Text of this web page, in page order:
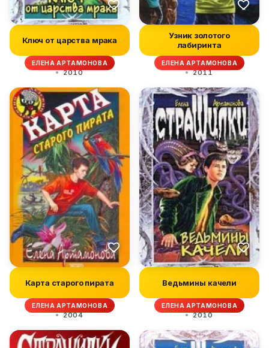
Ключ от царства мрака
ЕЛЕНА АРТАМОНОВА
2010
Узник золотого
лабиринта
ЕЛЕНА АРТАМОНОВА
2011
Карта старого пирата
ЕЛЕНА АРТАМОНОВА
2004
Ведьмины качели
ЕЛЕНА АРТАМОНОВА
2010